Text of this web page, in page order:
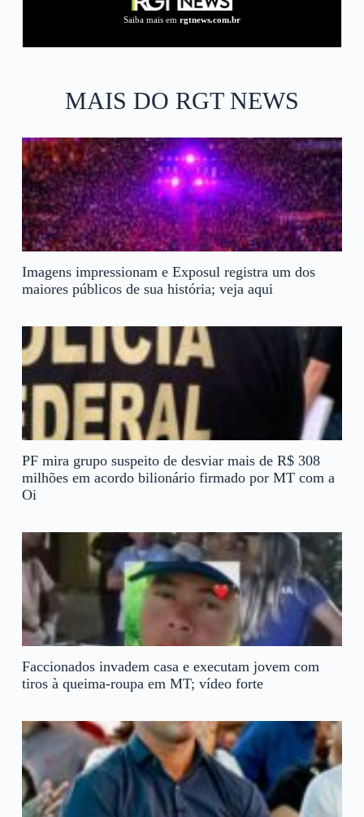
Saiba mais em rgtnews.com.br
MAIS DO RGT NEWS
Imagens impressionam e Exposul registra um dos
maiores públicos de sua história; veja aqui
PF mira grupo suspeito de desviar mais de R$ 308
milhões em acordo bilionário firmado por MT com a
Oi
Faccionados invadem casa e executam jovem com
tiros à queima-roupa em MT; vídeo forte